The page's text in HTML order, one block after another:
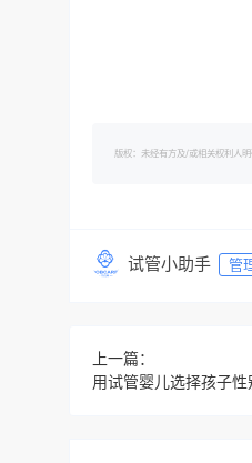
版权：未经有方及/或相关权利人
试管小助手 管
上一篇：
用试管婴儿选择孩子性